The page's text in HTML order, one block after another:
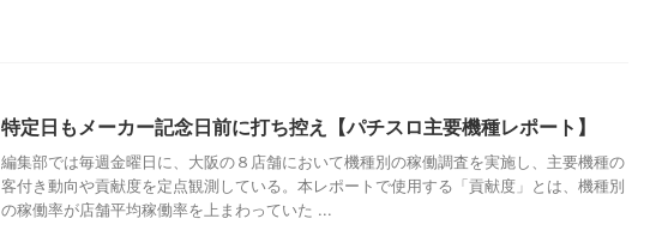
特定日もメーカー記念日前に打ち控え【パチスロ主要機種レポート】
編集部では毎週金曜日に、大阪の８店舗において機種別の稼働調査を実施し、主要機種の
客付き動向や貢献度を定点観測している。本レポートで使用する「貢献度」とは、機種別
の稼働率が店舗平均稼働率を上まわっていた ...